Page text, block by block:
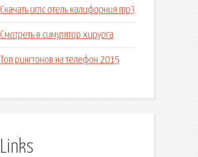
Скачать иглс отель калифорния mp3
Смотреть в симулятор хирурга
Топ рингтонов на телефон 2015
Links